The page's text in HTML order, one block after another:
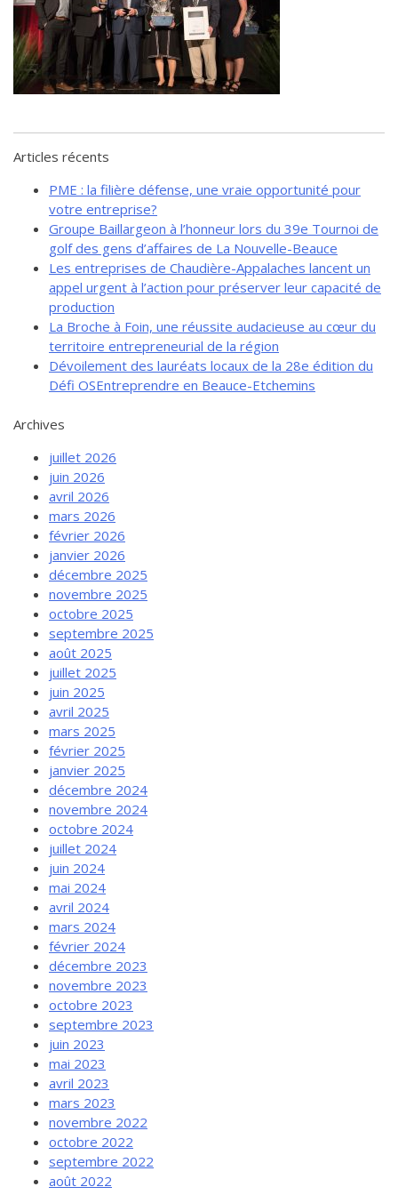
de solidarité
Futurpreneur
Toile entrepreneuriale Nouvelle-
Beauce
Articles récents
PME : la filière défense, une vraie opportunité pour
votre entreprise?
Groupe Baillargeon à l’honneur lors du 39e Tournoi de
golf des gens d’affaires de La Nouvelle-Beauce
Les entreprises de Chaudière-Appalaches lancent un
appel urgent à l’action pour préserver leur capacité de
production
La Broche à Foin, une réussite audacieuse au cœur du
territoire entrepreneurial de la région
Dévoilement des lauréats locaux de la 28e édition du
Défi OSEntreprendre en Beauce-Etchemins
Archives
juillet 2026
juin 2026
avril 2026
mars 2026
février 2026
janvier 2026
décembre 2025
novembre 2025
octobre 2025
septembre 2025
août 2025
juillet 2025
juin 2025
avril 2025
mars 2025
février 2025
janvier 2025
décembre 2024
novembre 2024
octobre 2024
juillet 2024
juin 2024
mai 2024
avril 2024
mars 2024
février 2024
décembre 2023
novembre 2023
octobre 2023
septembre 2023
juin 2023
mai 2023
avril 2023
mars 2023
novembre 2022
octobre 2022
septembre 2022
août 2022